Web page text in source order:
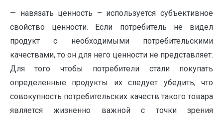
— навязать ценность – используется субъективное
свойство ценности. Если потребитель не видел
продукт с необходимыми потребительскими
качествами, то он для него ценности не представляет.
Для того чтобы потребители стали покупать
определенные продукты их следует убедить, что
совокупность потребительских качеств такого товара
является жизненно важной с точки зрения